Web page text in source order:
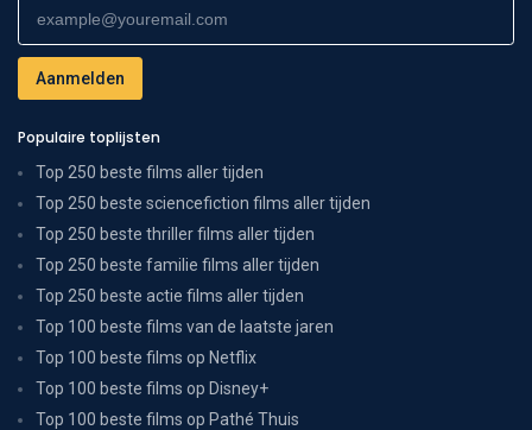
Populaire toplijsten
Top 250 beste films aller tijden
Top 250 beste sciencefiction films aller tijden
Top 250 beste thriller films aller tijden
Top 250 beste familie films aller tijden
Top 250 beste actie films aller tijden
Top 100 beste films van de laatste jaren
Top 100 beste films op Netflix
Top 100 beste films op Disney+
Top 100 beste films op Pathé Thuis